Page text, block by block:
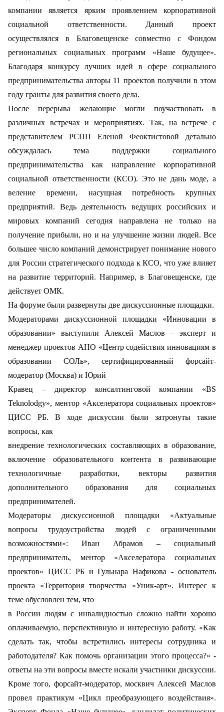
компании является ярким проявлением корпоративной
социальной ответственности. Данный проект
осуществлялся в Благовещенске совместно с Фондом
региональных социальных программ «Наше будущее».
Благодаря конкурсу лучших идей в сфере социального
предпринимательства авторы 11 проектов получили в этом
году гранты для развития своего дела.
После перерыва желающие могли поучаствовать в
различных встречах и мероприятиях. Так, на встрече с
представителем РСПП Еленой Феоктистовой детально
обсуждалась тема поддержки социального
предпринимательства как направление корпоративной
социальной ответственности (КСО). Это не дань моде, а
веление времени, насущная потребность крупных
предприятий. Ведь деятельность ведущих российских и
мировых компаний сегодня направлена не только на
получение прибыли, но и на улучшение жизни людей. Все
большее число компаний демонстрирует понимание нового
для России стратегического подхода к КСО, что уже влияет
на развитие территорий. Например, в Благовещенске, где
действует ОМК.
На форуме были развернуты две дискуссионные площадки.
Модераторами дискуссионной площадки «Инновации в
образовании» выступили Алексей Маслов – эксперт и
менеджер проектов АНО «Центр содействия инновациям в
образовании СОЛь», сертифицированный форсайт-
модератор (Москва) и Юрий
Кравец – директор консалтинговой компании «BS
Teknolodgy», ментор «Акселератора социальных проектов»
ЦИСС РБ. В ходе дискуссии были затронуты такие
вопросы, как
внедрение технологических составляющих в образование,
включение образовательного контента в развивающие
технологичные разработки, векторы развития
дополнительного образования для социальных
предпринимателей.
Модераторы дискуссионной площадки «Актуальные
вопросы трудоустройства людей с ограниченными
возможностями»: Иван Абрамов – социальный
предприниматель, ментор «Акселератора социальных
проектов» ЦИСС РБ и Гульнара Нафикова - основатель
проекта «Территория творчества «Уник-арт». Интерес к
теме обусловлен тем, что
в России людям с инвалидностью сложно найти хорошо
оплачиваемую, перспективную и интересную работу. «Как
сделать так, чтобы встретились интересы сотрудника и
работодателя? Как помочь организации этого процесса?» -
ответы на эти вопросы вместе искали участники дискуссии.
Кроме того, форсайт-модератор, москвич Алексей Маслов
провел практикум «Цикл преобразующего воздействия».